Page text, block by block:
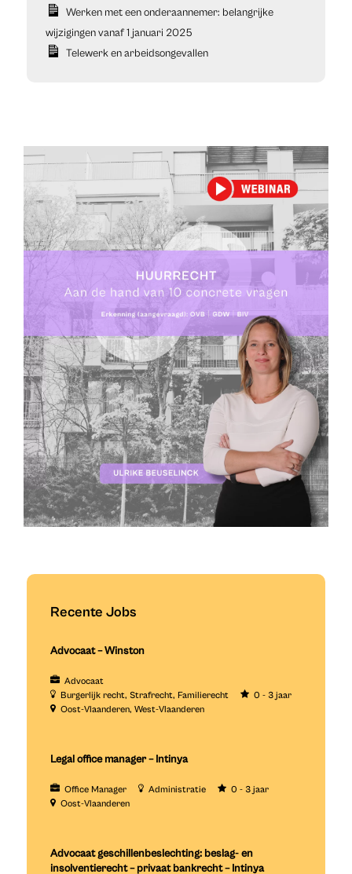
Werken met een onderaannemer: belangrijke
wijzigingen vanaf 1 januari 2025
Telewerk en arbeidsongevallen
Recente Jobs
Advocaat – Winston
Advocaat
Burgerlijk recht Strafrecht Familierecht
0 - 3 jaar
Oost-Vlaanderen West-Vlaanderen
Legal office manager – Intinya
Office Manager Administratie
0 - 3 jaar
Oost-Vlaanderen
Advocaat geschillenbeslechting: beslag- en
insolventierecht – privaat bankrecht – Intinya